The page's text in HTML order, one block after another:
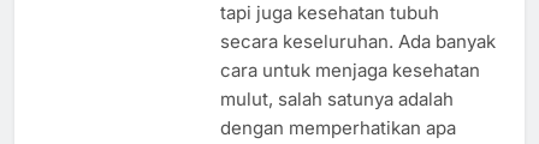
tapi juga kesehatan tubuh
secara keseluruhan. Ada banyak
cara untuk menjaga kesehatan
mulut, salah satunya adalah
dengan memperhatikan apa